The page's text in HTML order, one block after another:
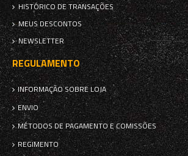
HISTÓRICO DE TRANSAÇÕES
MEUS DESCONTOS
NEWSLETTER
REGULAMENTO
INFORMAÇÃO SOBRE LOJA
ENVIO
MÉTODOS DE PAGAMENTO E COMISSÕES
REGIMENTO